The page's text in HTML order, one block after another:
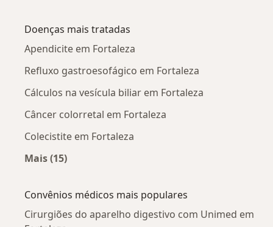
Doenças mais tratadas
Apendicite em Fortaleza
Refluxo gastroesofágico em Fortaleza
Cálculos na vesícula biliar em Fortaleza
Câncer colorretal em Fortaleza
Colecistite em Fortaleza
Mais (15)
Convênios médicos mais populares
Cirurgiões do aparelho digestivo com Unimed em